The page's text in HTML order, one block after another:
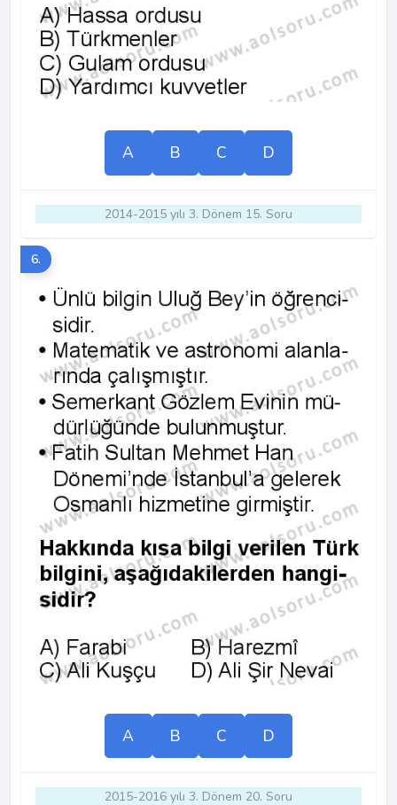
A B C D
2014-2015 yılı 3. Dönem 15. Soru
6.
A B C D
2015-2016 yılı 3. Dönem 20. Soru